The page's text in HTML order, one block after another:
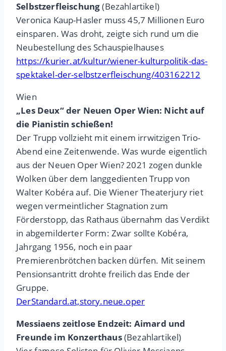
Selbstzerfleischung(Bezahlartikel)
Veronica Kaup-Hasler muss 45,7 Millionen Euro
einsparen. Was droht, zeigte sich rund um die
Neubestellung des Schauspielhauses
https://kurier.at/kultur/wiener-kulturpolitik-das-
spektakel-der-selbstzerfleischung/403162212
Wien
„Les Deux“ der Neuen Oper Wien: Nicht auf
die Pianistin schießen!
Der Trupp vollzieht mit einem irrwitzigen Trio-
Abend eine Zeitenwende. Was wurde eigentlich
aus der Neuen Oper Wien? 2021 zogen dunkle
Wolken über dem langgedienten Trupp von
Walter Kobéra auf. Die Wiener Theaterjury riet
wegen vermeintlicher Stagnation zum
Förderstopp, das Rathaus übernahm das Verdikt
in abgemilderter Form: Zwar sollte Kobéra,
Jahrgang 1956, noch ein paar
Premierenbrötchen backen dürfen. Mit seinem
Pensionsantritt drohte freilich das Ende der
Gruppe.
DerStandard.at,story.neue.oper
Messiaens zeitlose Endzeit: Aimard und
Freunde im Konzerthaus(Bezahlartikel)